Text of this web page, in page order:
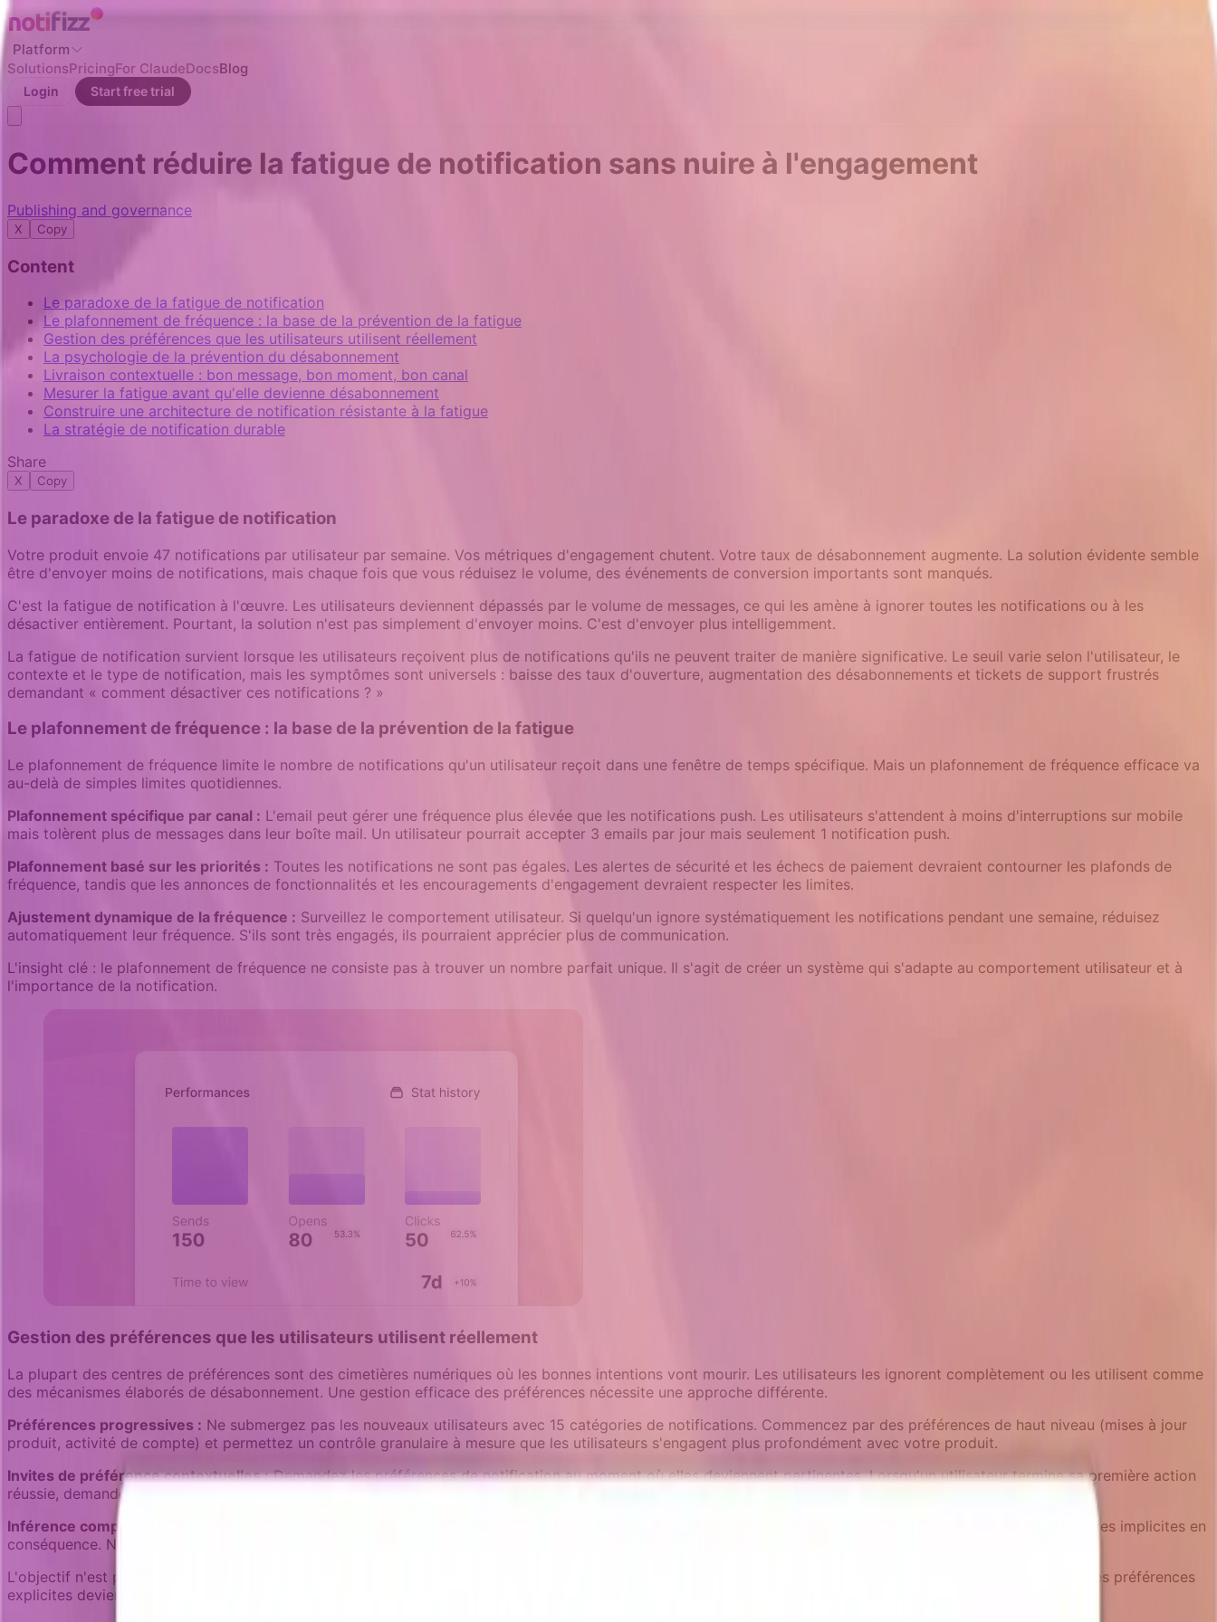
Platform
SolutionsPricingFor ClaudeDocsBlog
Login Start free trial
Comment réduire la fatigue de notification sans nuire à l'engagement
Publishing and governance
X Copy
Content
Le paradoxe de la fatigue de notification
Le plafonnement de fréquence : la base de la prévention de la fatigue
Gestion des préférences que les utilisateurs utilisent réellement
La psychologie de la prévention du désabonnement
Livraison contextuelle : bon message, bon moment, bon canal
Mesurer la fatigue avant qu'elle devienne désabonnement
Construire une architecture de notification résistante à la fatigue
La stratégie de notification durable
Share
X Copy
Le paradoxe de la fatigue de notification
Votre produit envoie 47 notifications par utilisateur par semaine. Vos métriques d'engagement chutent. Votre taux de désabonnement augmente. La solution évidente semble
être d'envoyer moins de notifications, mais chaque fois que vous réduisez le volume, des événements de conversion importants sont manqués.
C'est la fatigue de notification à l'œuvre. Les utilisateurs deviennent dépassés par le volume de messages, ce qui les amène à ignorer toutes les notifications ou à les
désactiver entièrement. Pourtant, la solution n'est pas simplement d'envoyer moins. C'est d'envoyer plus intelligemment.
La fatigue de notification survient lorsque les utilisateurs reçoivent plus de notifications qu'ils ne peuvent traiter de manière significative. Le seuil varie selon l'utilisateur, le
contexte et le type de notification, mais les symptômes sont universels : baisse des taux d'ouverture, augmentation des désabonnements et tickets de support frustrés
demandant « comment désactiver ces notifications ? »
Le plafonnement de fréquence : la base de la prévention de la fatigue
Le plafonnement de fréquence limite le nombre de notifications qu'un utilisateur reçoit dans une fenêtre de temps spécifique. Mais un plafonnement de fréquence efficace va
au-delà de simples limites quotidiennes.
Plafonnement spécifique par canal : L'email peut gérer une fréquence plus élevée que les notifications push. Les utilisateurs s'attendent à moins d'interruptions sur mobile
mais tolèrent plus de messages dans leur boîte mail. Un utilisateur pourrait accepter 3 emails par jour mais seulement 1 notification push.
Plafonnement basé sur les priorités : Toutes les notifications ne sont pas égales. Les alertes de sécurité et les échecs de paiement devraient contourner les plafonds de
fréquence, tandis que les annonces de fonctionnalités et les encouragements d'engagement devraient respecter les limites.
Ajustement dynamique de la fréquence : Surveillez le comportement utilisateur. Si quelqu'un ignore systématiquement les notifications pendant une semaine, réduisez
automatiquement leur fréquence. S'ils sont très engagés, ils pourraient apprécier plus de communication.
L'insight clé : le plafonnement de fréquence ne consiste pas à trouver un nombre parfait unique. Il s'agit de créer un système qui s'adapte au comportement utilisateur et à
l'importance de la notification.
Gestion des préférences que les utilisateurs utilisent réellement
La plupart des centres de préférences sont des cimetières numériques où les bonnes intentions vont mourir. Les utilisateurs les ignorent complètement ou les utilisent comme
des mécanismes élaborés de désabonnement. Une gestion efficace des préférences nécessite une approche différente.
Préférences progressives : Ne submergez pas les nouveaux utilisateurs avec 15 catégories de notifications. Commencez par des préférences de haut niveau (mises à jour
produit, activité de compte) et permettez un contrôle granulaire à mesure que les utilisateurs s'engagent plus profondément avec votre produit.
Invites de préférence contextuelles :Demandez les préférences de notification au moment où elles deviennent pertinentes. Lorsqu'un utilisateur termine sa première action
réussie, demandez s'il veut des conseils pour les fonctionnalités avancées. Quand il atteint un jalon d'utilisation, proposez des notifications d'engagement.
Inférence comportementale :
Si un utilisateur ignore systématiquement les emails marketing mais ouvre chaque notification de sécurité, ajustez ses préférences implicites en
conséquence. N'attendez pas qu'ils configurent manuellement des paramètres qu'ils ne visiteront jamais.
L'objectif n'est pas de donner aux utilisateurs un contrôle parfait sur chaque type de notification. C'est de rendre l'expérience par défaut si bien calibrée que les préférences
explicites deviennent inutiles pour la plupart des utilisateurs.